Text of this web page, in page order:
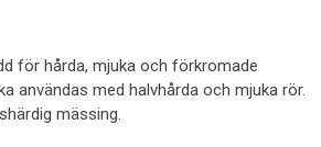
för hårda, mjuka och förkromade
användas med halvhårda och mjuka rör.
mässing.